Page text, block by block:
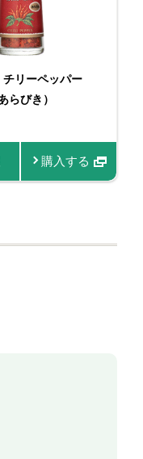
李錦記 鶏丸ごとがらス
ープ素材本位23g
商品情報
袋入り ブラッ
パー（パウダー）
購入する
リーペッパー
らびき）
購入する